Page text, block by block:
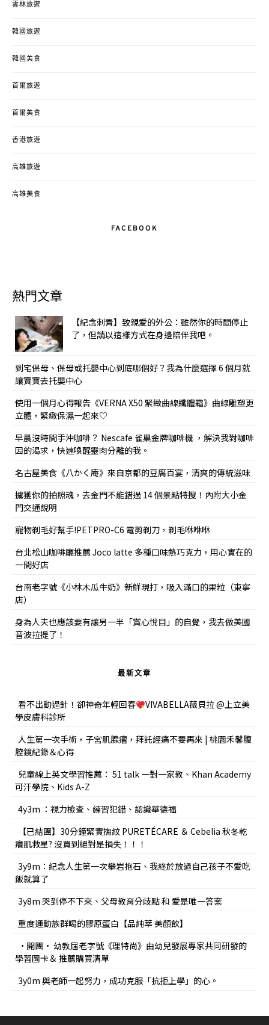
雲林旅遊
韓國旅遊
韓國美食
首爾旅遊
首爾美食
香港旅遊
高雄旅遊
高雄美食
FACEBOOK
熱門文章
【紀念刺青】致親愛的外公：雖然你的時間停止
了，但請以這樣方式在身邊陪伴我吧。
到宅保母、保母或托嬰中心到底哪個好？我為什麼選擇 6 個月就
讓寶寶去托嬰中心
使用一個月心得報告《VERNA X50 緊緻曲線纖體霜》曲線雕塑更
立體，緊緻保濕一起來♡
早晨沒時間手沖咖啡？ Nescafe 雀巢金牌咖啡機 ，解決我對咖啡
因的渴求，快速喚醒靈肉分離的我。
名古屋美食《八かく庵》來自京都的豆腐百宴，清爽的傳統滋味
擄獲你的拍照魂，去金門不能錯過 14 個景點特搜！內附大小金
門交通說明
寵物剃毛好幫手!PETPRO-C6 電剪剃刀，剃毛咻咻咻
台北松山咖啡廳推薦 Joco latte 多種口味熱巧克力，用心實在的
一間好店
台南老字號《小林木瓜牛奶》新鮮現打，吸入滿口的果粒（東寧
店）
身為人夫也應該要有讓另一半「賞心悅目」的自覺，我去做美國
音波拉提了！
最新文章
看不出動過針！卻神奇年輕回春
VIVABELLA薇貝拉 @上立美
學皮膚科診所
人生第一次手術，子宮肌腺瘤，拜託經痛不要再來 | 桃園禾馨腹
腔鏡紀錄＆心得
兒童線上英文學習推薦： 51 talk 一對一家教、Khan Academy
可汗學院、Kids A-Z
4y3m ：視力檢查、練習犯錯、認識華德福
【已結團】30分鐘緊實撫紋 PURETÉCARE ＆ Cebelia 秋冬乾
癢肌救星? 沒買到絕對是損失！！！
3y9m：紀念人生第一次攀岩抱石、我終於放過自己孩子不愛吃
飯就算了
3y8m 哭到停不下來、父母教育分歧點 和 愛是唯一答案
重度運動族群喝的膠原蛋白【品純萃 美顏飲】
•開團• 幼教屆老字號《理特尚》由幼兒發展專家共同研發的
學習圖卡＆ 推薦購買清單
3y0m 與老師一起努力，成功克服「抗拒上學」的心。